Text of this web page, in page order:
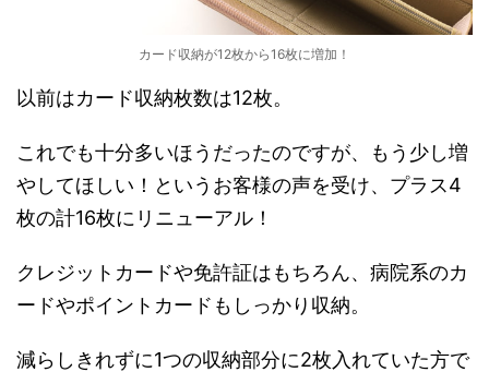
カード収納が12枚から16枚に増加！
以前はカード収納枚数は12枚。
これでも十分多いほうだったのですが、もう少し増
やしてほしい！というお客様の声を受け、プラス4
枚の計16枚にリニューアル！
クレジットカードや免許証はもちろん、病院系のカ
ードやポイントカードもしっかり収納。
減らしきれずに1つの収納部分に2枚入れていた方で